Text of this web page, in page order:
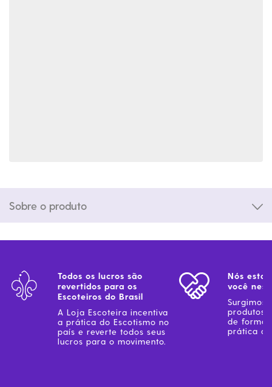
Sobre o produto
Todos os lucros são
revertidos para os
Escoteiros do Brasil
A Loja Escoteira incentiva
a prática do Escotismo no
país e reverte todos seus
lucros para o movimento.
Nós
você
Surgimos
produtos
de forma
prática